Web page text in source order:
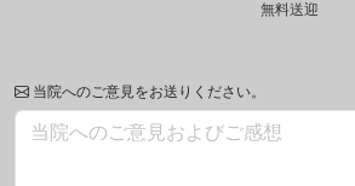
無料送迎
当院へのご意見をお送りください。